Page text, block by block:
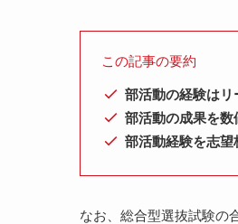
この記事の要約
部活動の経験は
部活動の成果を
部活動経験を志
なお、総合型選抜試験の